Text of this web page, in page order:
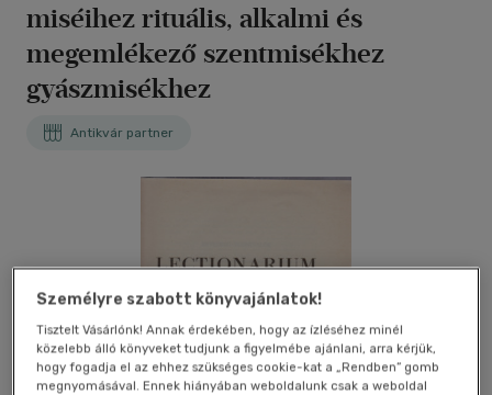
miséihez rituális, alkalmi és
megemlékező szentmisékhez
gyászmisékhez
Antikvár partner
Személyre szabott könyvajánlatok!
Tisztelt Vásárlónk! Annak érdekében, hogy az ízléséhez minél
közelebb álló könyveket tudjunk a figyelmébe ajánlani, arra kérjük,
hogy fogadja el az ehhez szükséges cookie-kat a „Rendben” gomb
megnyomásával. Ennek hiányában weboldalunk csak a weboldal